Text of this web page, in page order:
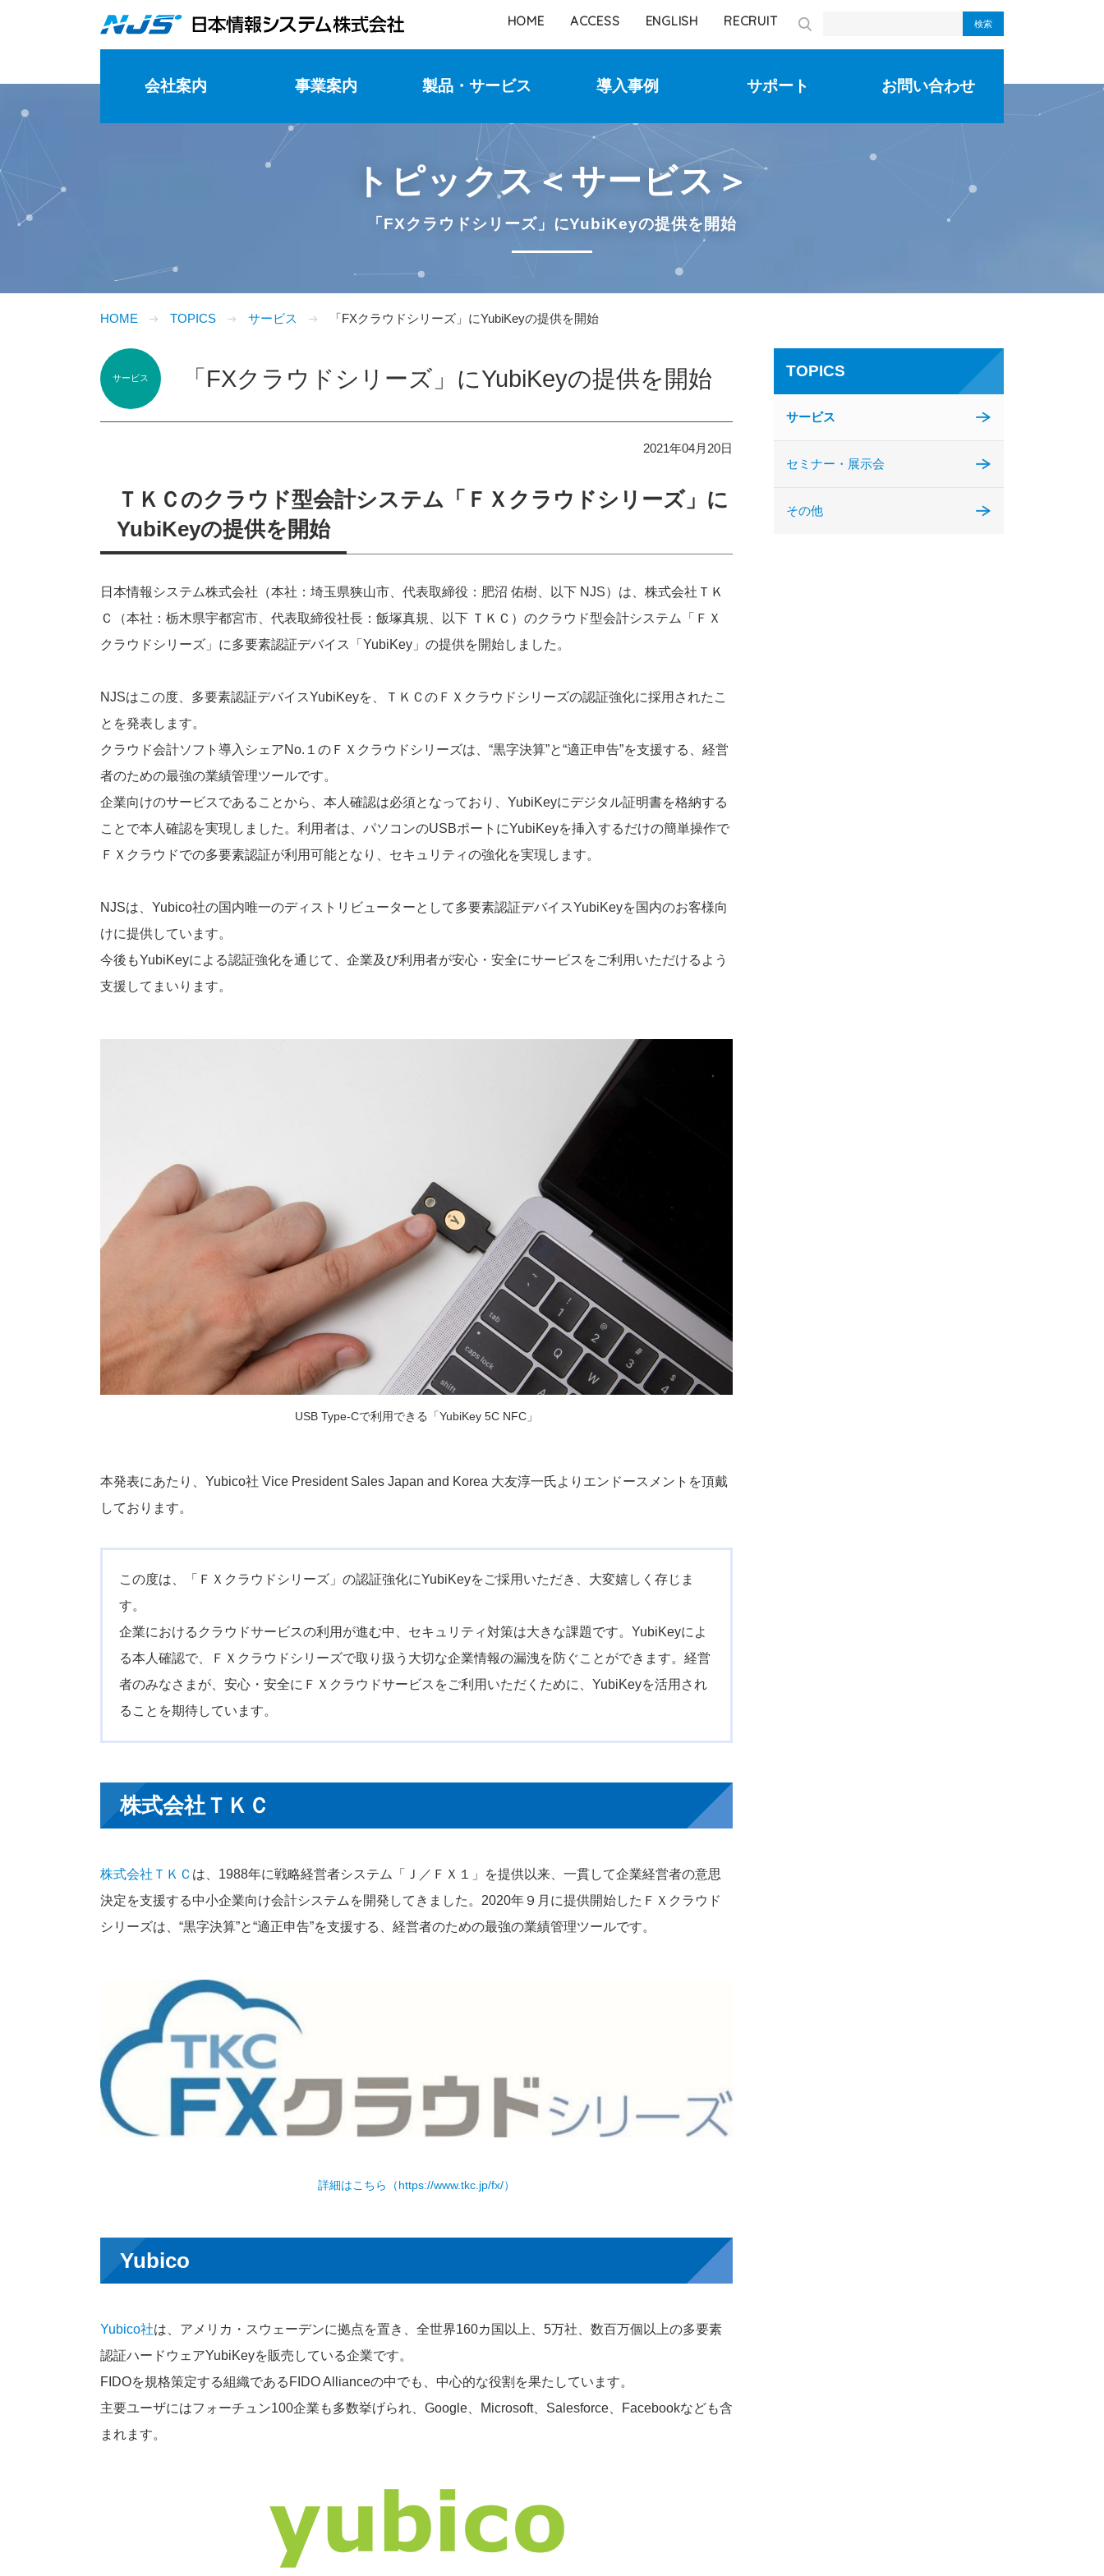
HOME ACCESS ENGLISH RECRUIT 検索
トピックス＜サービス＞
「FXクラウドシリーズ」にYubiKeyの提供を開始
会社案内 事業案内 製品・サービス
セキュリティ
ソフトウェア
ハードウェア
導入事例 サポート お問い合わせ
HOME TOPICS サービス 「FXクラウドシリーズ」にYubiKeyの提供を開始
サービス 「FXクラウドシリーズ」にYubiKeyの提供を開始
2021年04月20日
ＴＫＣのクラウド型会計システム「ＦＸクラウドシリーズ」に
YubiKeyの提供を開始
日本情報システム株式会社（本社：埼玉県狭山市、代表取締役：肥沼 佑樹、以下 NJS）は、株式会社ＴＫ
Ｃ（本社：栃木県宇都宮市、代表取締役社長：飯塚真規、以下 ＴＫＣ）のクラウド型会計システム「ＦＸ
クラウドシリーズ」に多要素認証デバイス「YubiKey」の提供を開始しました。
NJSはこの度、多要素認証デバイスYubiKeyを、ＴＫＣのＦＸクラウドシリーズの認証強化に採用されたこ
とを発表します。
クラウド会計ソフト導入シェアNo.１のＦＸクラウドシリーズは、“黒字決算”と“適正申告”を支援する、経営
者のための最強の業績管理ツールです。
企業向けのサービスであることから、本人確認は必須となっており、YubiKeyにデジタル証明書を格納する
ことで本人確認を実現しました。利用者は、パソコンのUSBポートにYubiKeyを挿入するだけの簡単操作で
ＦＸクラウドでの多要素認証が利用可能となり、セキュリティの強化を実現します。
NJSは、Yubico社の国内唯一のディストリビューターとして多要素認証デバイスYubiKeyを国内のお客様向
けに提供しています。
今後もYubiKeyによる認証強化を通じて、企業及び利用者が安心・安全にサービスをご利用いただけるよう
支援してまいります。
USB Type-Cで利用できる「YubiKey 5C NFC」
本発表にあたり、Yubico社 Vice President Sales Japan and Korea 大友淳一氏よりエンドースメントを頂戴
しております。
この度は、「ＦＸクラウドシリーズ」の認証強化にYubiKeyをご採用いただき、大変嬉しく存じま
す。
企業におけるクラウドサービスの利用が進む中、セキュリティ対策は大きな課題です。YubiKeyによ
る本人確認で、ＦＸクラウドシリーズで取り扱う大切な企業情報の漏洩を防ぐことができます。経営
者のみなさまが、安心・安全にＦＸクラウドサービスをご利用いただくために、YubiKeyを活用され
ることを期待しています。
株式会社ＴＫＣ
株式会社ＴＫＣ は、1988年に戦略経営者システム「Ｊ／ＦＸ１」を提供以来、一貫して企業経営者の意思
決定を支援する中小企業向け会計システムを開発してきました。2020年９月に提供開始したＦＸクラウド
シリーズは、“黒字決算”と“適正申告”を支援する、経営者のための最強の業績管理ツールです。
詳細はこちら（https://www.tkc.jp/fx/）
Yubico
Yubico社は、アメリカ・スウェーデンに拠点を置き、全世界160カ国以上、5万社、数百万個以上の多要素
認証ハードウェアYubiKeyを販売している企業です。
FIDOを規格策定する組織であるFIDO Allianceの中でも、中心的な役割を果たしています。
主要ユーザにはフォーチュン100企業も多数挙げられ、Google、Microsoft、Salesforce、Facebookなども含
まれます。
TOPICS
サービス
セミナー・展示会
その他